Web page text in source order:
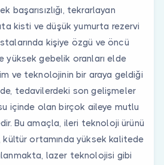
başarısızlığı, tekrarlayan
kisti ve düşük yumurta rezervi
kişiye özgü ve öncü
yüksek gebelik oranları elde
ve teknolojinin bir araya geldiği
tedavilerdeki son gelişmeler
içinde olan birçok aileye mutlu
Bu amaçla, ileri teknoloji ürünü
ortamında yüksek kalitede
lazer teknolojisi gibi